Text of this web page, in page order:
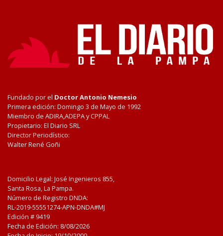
Fundado por el Doctor Antonio Nemesio
Primera edición: Domingo 3 de Mayo de 1992
Miembro de ADIRA,ADEPA y CPPAL
Propietario: El Diario SRL
Director Periodístico:
Walter René Goñi
Domicilio Legal: José Ingenieros 855,
Santa Rosa, La Pampa.
Número de Registro DNDA:
RL-2019-55551274-APN-DNDA#MJ
Edición # 9419
Fecha de Edición: 8/08/2026